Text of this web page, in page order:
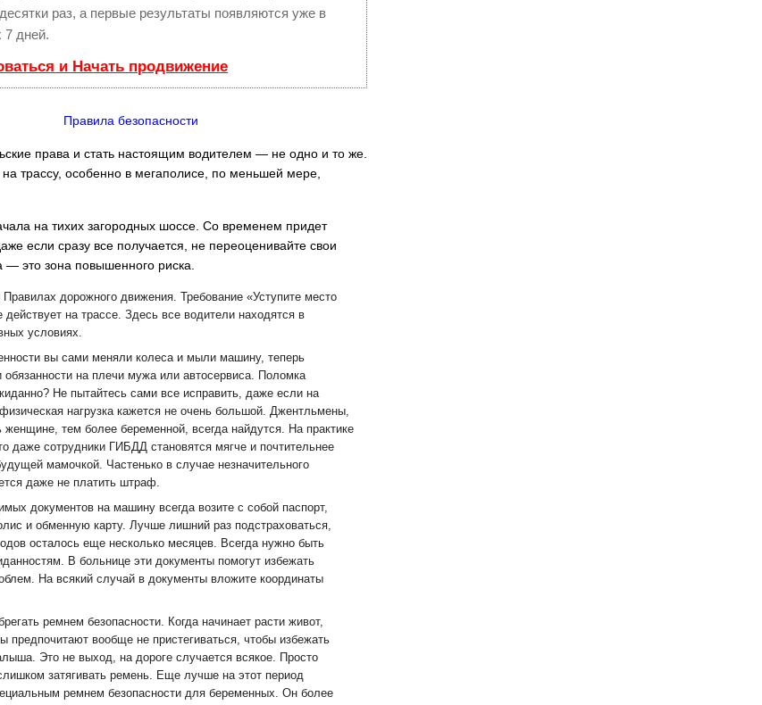
раз, а первые результаты появляются уже в
7 дней.
и Начать продвижение
Правила безопасности
права и стать настоящим водителем — не одно и то же.
на трассу, особенно в мегаполисе, по меньшей мере,
на тихих загородных шоссе. Со временем придет
если сразу все получается, не переоценивайте свои
— это зона повышенного риска.
Правилах дорожного движения. Требование «Уступите место
действует на трассе. Здесь все водители находятся в
условиях.
вы сами меняли колеса и мыли машину, теперь
обязанности на плечи мужа или автосервиса. Поломка
Не пытайтесь сами все исправить, даже если на
нагрузка кажется не очень большой. Джентльмены,
женщине, тем более беременной, всегда найдутся. На практике
даже сотрудники ГИБДД становятся мягче и почтительнее
мамочкой. Частенько в случае незначительного
даже не платить штраф.
документов на машину всегда возите с собой паспорт,
и обменную карту. Лучше лишний раз подстраховаться,
осталось еще несколько месяцев. Всегда нужно быть
В больнице эти документы помогут избежать
На всякий случай в документы вложите координаты
ремнем безопасности. Когда начинает расти живот,
предпочитают вообще не пристегиваться, чтобы избежать
Это не выход, на дороге случается всякое. Просто
затягивать ремень. Еще лучше на этот период
ремнем безопасности для беременных. Он более